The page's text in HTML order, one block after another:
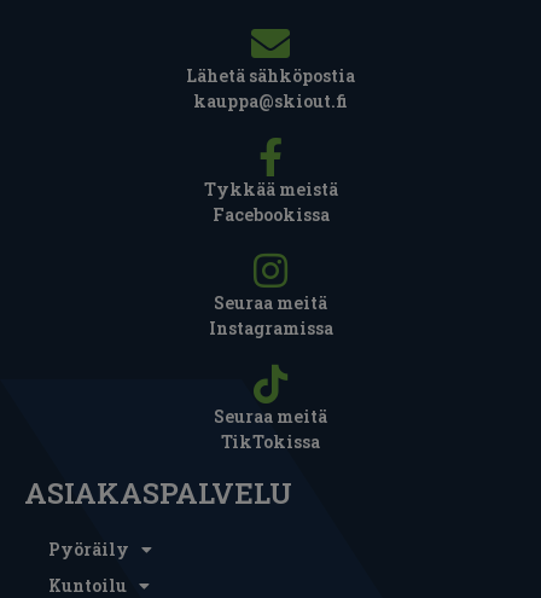
Lähetä sähköpostia
kauppa@skiout.fi
Tykkää meistä
Facebookissa
Seuraa meitä
Instagramissa
Seuraa meitä
TikTokissa
ASIAKASPALVELU
Pyöräily
Kuntoilu